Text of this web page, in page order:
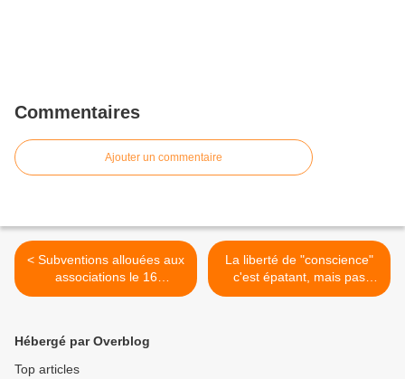
Commentaires
Ajouter un commentaire
< Subventions allouées aux
associations le 16
septembre 2013.
La liberté de "conscience"
c'est épatant, mais pas
pour tous. >
Hébergé par Overblog
Top articles